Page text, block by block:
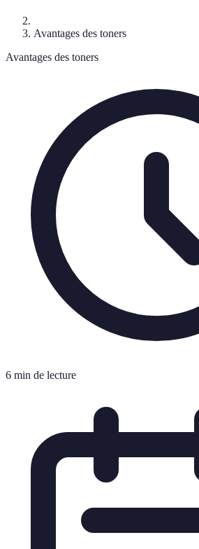
Avantages des toners
Avantages des toners
6 min de lecture